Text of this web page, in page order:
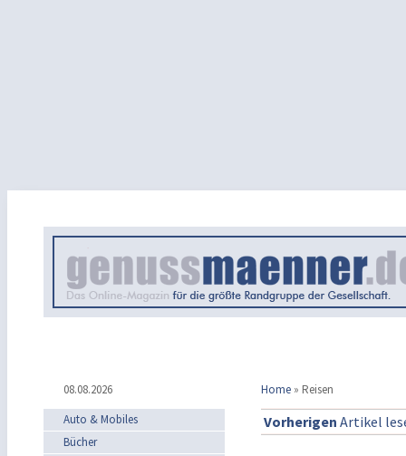
08.08.2026 Home » Reisen
Auto & Mobiles
Bücher
Vorherigen Artikel